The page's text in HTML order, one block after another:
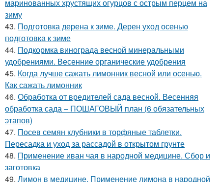
маринованных хрустящих огурцов с острым перцем на
зиму
43. Подготовка дерена к зиме. Дерен уход осенью
подготовка к зиме
44. Подкормка винограда весной минеральными
удобрениями. Весенние органические удобрения
45. Когда лучше сажать лимонник весной или осенью.
Как сажать лимонник
46. Обработка от вредителей сада весной. Весенняя
обработка сада – ПОШАГОВЫЙ план (6 обязательных
этапов)
47. Посев семян клубники в торфяные таблетки.
Пересадка и уход за рассадой в открытом грунте
48. Применение иван чая в народной медицине. Сбор и
заготовка
49. Лимон в медицине. Применение лимона в народной